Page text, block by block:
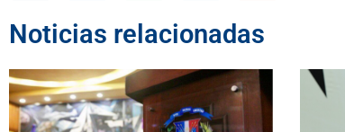
Noticias relacionadas